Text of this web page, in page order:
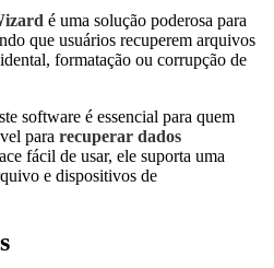
é uma solução poderosa para
que usuários recuperem arquivos
formatação ou corrupção de
software é essencial para quem
para recuperar dados
fácil de usar, ele suporta uma
e dispositivos de